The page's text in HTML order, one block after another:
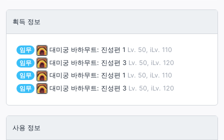
획득 정보
임무 대미궁 바하무트: 진성편 1 Lv. 50, iLv. 110
임무
대미궁 바하무트: 진성편 3 Lv. 50, iLv. 120
임무
대미궁 바하무트: 진성편 1 Lv. 50, iLv. 110
임무
대미궁 바하무트: 진성편 3 Lv. 50, iLv. 120
사용 정보